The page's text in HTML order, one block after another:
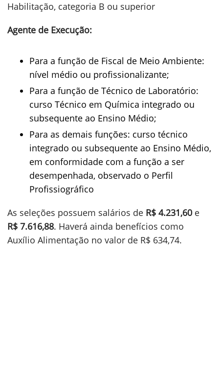
Habilitação, categoria B ou superior
Agente de Execução:
Para a função de Fiscal de Meio Ambiente:
nível médio ou profissionalizante;
Para a função de Técnico de Laboratório:
curso Técnico em Química integrado ou
subsequente ao Ensino Médio;
Para as demais funções: curso técnico
integrado ou subsequente ao Ensino Médio,
em conformidade com a função a ser
desempenhada, observado o Perfil
Profissiográfico
As seleções possuem salários de R$ 4.231,60 e
R$ 7.616,88. Haverá ainda benefícios como
Auxílio Alimentação no valor de R$ 634,74.